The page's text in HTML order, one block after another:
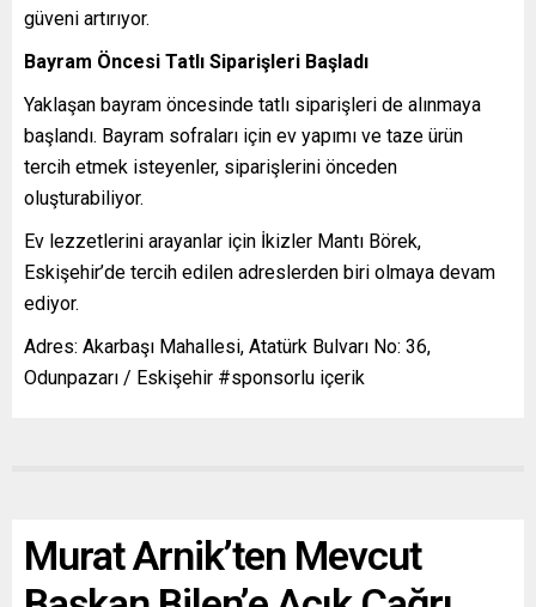
güveni artırıyor.
Bayram Öncesi Tatlı Siparişleri Başladı
Yaklaşan bayram öncesinde tatlı siparişleri de alınmaya
başlandı. Bayram sofraları için ev yapımı ve taze ürün
tercih etmek isteyenler, siparişlerini önceden
oluşturabiliyor.
Ev lezzetlerini arayanlar için İkizler Mantı Börek,
Eskişehir’de tercih edilen adreslerden biri olmaya devam
ediyor.
Adres: Akarbaşı Mahallesi, Atatürk Bulvarı No: 36,
Odunpazarı / Eskişehir #sponsorlu içerik
Murat Arnik’ten Mevcut